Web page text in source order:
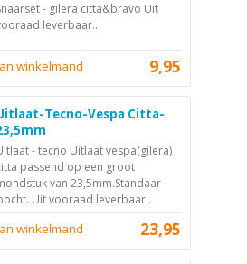
- gilera citta&bravo Uit
leverbaar..
9,95
winkelmand
Tecno-Vespa Citta-
- tecno Uitlaat vespa(gilera)
passend op een groot
van 23,5mm.Standaar
Uit vooraad leverbaar..
23,95
winkelmand